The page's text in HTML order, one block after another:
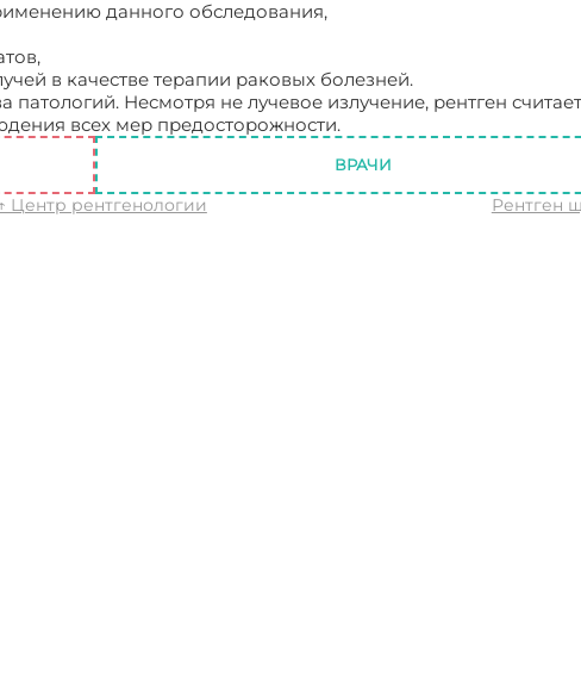
данного обследования,
в качестве терапии раковых болезней.
Несмотря не лучевое излучение, рентген
всех мер предосторожности.
ВРАЧИ
Центр рентгенологии Рентген